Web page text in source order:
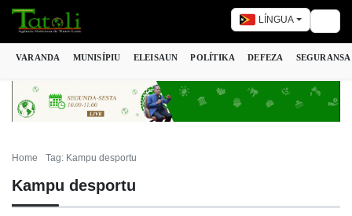
LÍNGUA
VARANDA MUNISÍPIU ELEISAUN POLÍTIKA DEFEZA SEGURANSA
Home Tag: Kampu desportu
Kampu desportu